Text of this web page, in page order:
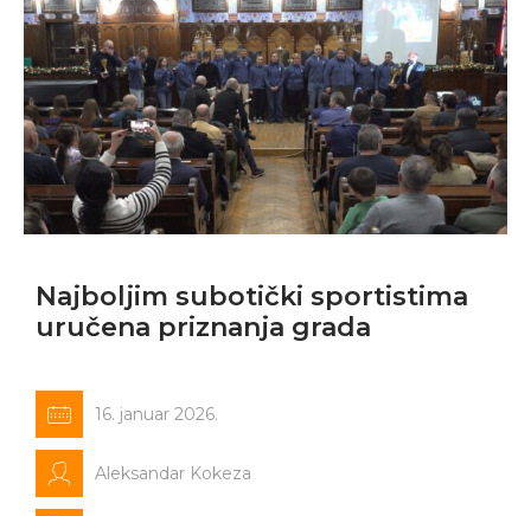
Najboljim subotički sportistima
uručena priznanja grada
16. januar 2026.
Aleksandar Kokeza